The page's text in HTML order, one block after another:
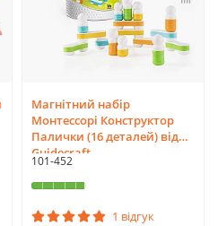
Магнітний набір
Монтессорі Конструктор
Палички (16 деталей) від
Guidecraft
101-452
1 відгук